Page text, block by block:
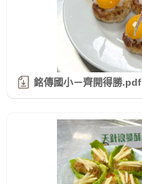
銘傳國小－齊開得勝.pdf